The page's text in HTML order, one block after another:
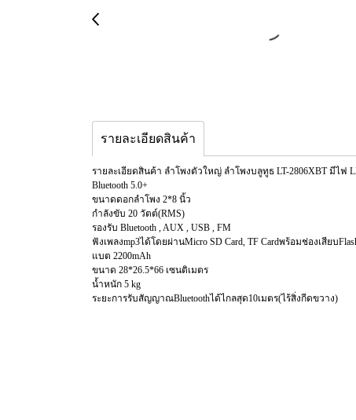
รายละเอียดสินค้า
รายละเอียดสินค้า ลําโพงตัวใหญ่ ลำโพงบลูทูธ LT-2806XBT มีไฟ
Bluetooth 5.0+
ขนาดดอกลำโพง 2*8 นิ้ว
กำลังขับ 20 วัตต์(RMS)
รองรับ Bluetooth , AUX , USB , FM
ฟังเพลงmp3ได้โดยผ่านMicro SD Card, TF Cardพร้อมช่องเสียบ
แบต 2200mAh
ขนาด 28*26.5*66 เซนติเมตร
น้ำหนัก 5 kg
ระยะการรับสัญญาณBluetoothได้ไกลสุด10เมตร(ไร้สิ่งกีดขวาง)